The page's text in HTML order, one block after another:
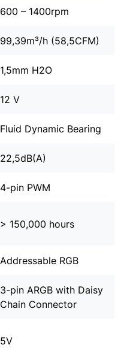
600 – 1400rpm
99,39m³/h (58,5CFM)
1,5mm H2O
12 V
Fluid Dynamic Bearing
22,5dB(A)
4-pin PWM
> 150,000 hours
Addressable RGB
3-pin ARGB with Daisy
Chain Connector
5V